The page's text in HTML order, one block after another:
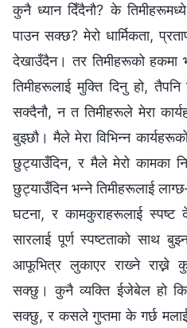
कुनै ध्यान दिँदैनौ? के
पाउन सक्छ? मेरो धार्मिकता,
देखाउँदैन। तर तिमीहरूको हकमा
तिमीहरूलाई मुक्ति दिनु हो,
सक्दैनौ, न त तिमीहरूले मेरा
बुझ्छौ। मैले मेरा विभिन्‍न
छुट्याउँदिन, र मैले मेरो कामका
छुट्याउँदिन भन्‍ने तिमीहरूलाई
घटना, र कामकुराहरूलाई
सारलाई पूर्ण स्पष्टताको साथ
आफूभित्र लुकाएर राख्‍ने राख्ने
सक्छु। कुनै व्यक्ति ईजेबेल हो कि
सक्छु, र कसले गुप्तमा के गर्छ